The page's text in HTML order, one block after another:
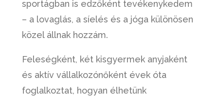
sportágban is edzőként tevékenykedem
– a lovaglás, a síelés és a jóga különösen
közel állnak hozzám.
Feleségként, két kisgyermek anyjaként
és aktív vállalkozónőként évek óta
foglalkoztat, hogyan élhetünk